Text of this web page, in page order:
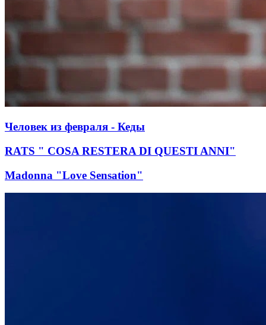
Человек из февраля - Кеды
RATS " COSA RESTERA DI QUESTI ANNI"
Madonna "Love Sensation"